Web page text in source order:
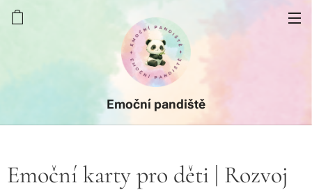
Emoční pandiště
Emoční karty pro děti | Rozvoj